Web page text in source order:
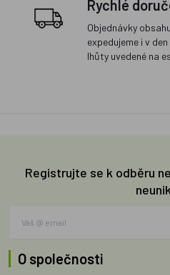
Rychlé
Objednávky
expedujeme i v
lhůty uvedené na
Registrujte se k odběru
O společnosti